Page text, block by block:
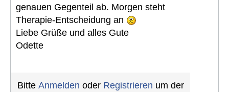
genauen Gegenteil ab. Morgen steht
Therapie-Entscheidung an
Liebe Grüße und alles Gute
Odette
Bitte Anmelden oder Registrieren um der